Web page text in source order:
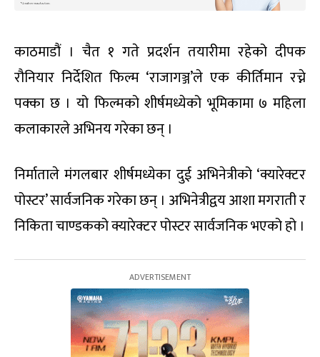
काठमाडौं । चैत १ गते प्रदर्शन तयारीमा रहेको दीपक
रौनियार निर्देशित फिल्म ‘राजागञ्ज’ले एक कीर्तिमान रच्ने
पक्का छ । यो फिल्मको शीर्षमध्येको भूमिकामा ७ महिला
कलाकारले अभिनय गरेका छन् ।
निर्माताले मंगलबार शीर्षमध्येका दुई अभिनेत्रीको ‘क्यारेक्टर
पोस्टर’ सार्वजनिक गरेका छन् । अभिनेत्रीद्वय आशा मगराती र
निकिता चाण्डकको क्यारेक्टर पोस्टर सार्वजनिक भएको हो ।